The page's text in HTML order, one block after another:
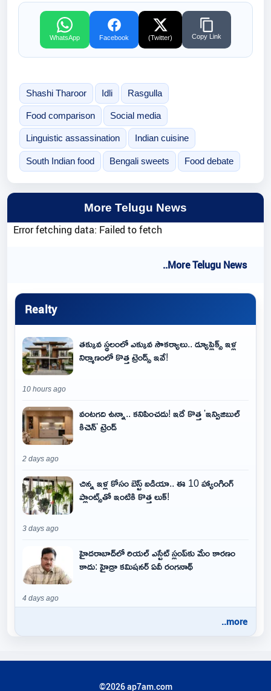
WhatsApp Facebook (Twitter) Copy Link
Shashi Tharoor Idli Rasgulla
Food comparison Social media
Linguistic assassination Indian cuisine
South Indian food Bengali sweets Food debate
More Telugu News
Error fetching data: Failed to fetch
..More Telugu News
Realty
తక్కువ స్థలంలో ఎక్కువ సౌకర్యాలు.. డ్యూప్లెక్స్ ఇళ్ల
నిర్మాణంలో కొత్త ట్రెండ్స్ ఇవే!
10 hours ago
వంటగది ఉన్నా.. కనిపించదు! ఇదే కొత్త 'ఇన్విజిబుల్
కిచెన్' ట్రెండ్
2 days ago
చిన్న ఇళ్ల కోసం బెస్ట్ ఐడియా.. ఈ 10 హ్యాంగింగ్
ప్లాంట్స్‌తో ఇంటికి కొత్త లుక్!
3 days ago
హైదరాబాద్‌లో రియల్ ఎస్టేట్ స్లంప్‌కు మేం కారణం
కాదు: హైడ్రా కమిషనర్ ఏవీ రంగనాథ్
4 days ago
..more
©2026 ap7am.com